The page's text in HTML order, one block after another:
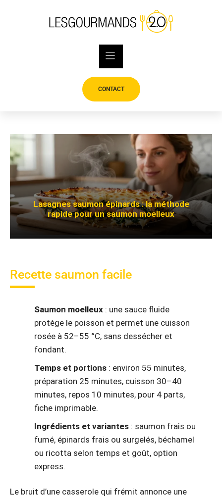
CONTACT
Lasagnes saumon épinards : la méthode
rapide pour un saumon moelleux
Recette saumon facile
Saumon moelleux : une sauce fluide
protège le poisson et permet une cuisson
rosée à 52–55 °C, sans dessécher et
fondant.
Temps et portions : environ 55 minutes,
préparation 25 minutes, cuisson 30–40
minutes, repos 10 minutes, pour 4 parts,
fiche imprimable.
Ingrédients et variantes : saumon frais ou
fumé, épinards frais ou surgelés, béchamel
ou ricotta selon temps et goût, option
express.
Le bruit d’une casserole qui frémit annonce une